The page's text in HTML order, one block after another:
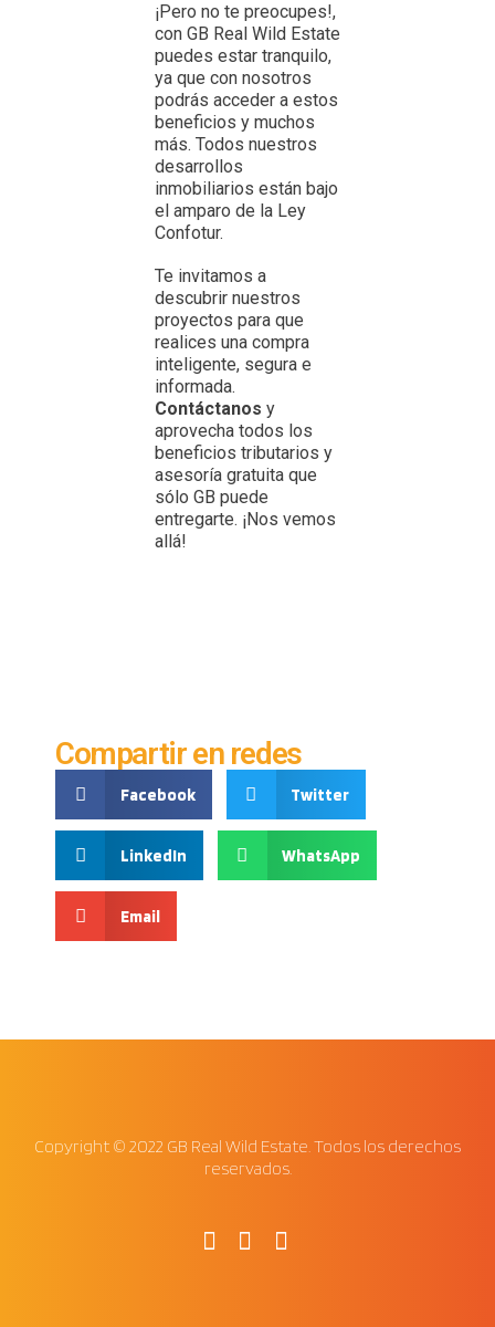
¡Pero no te preocupes!,
con GB Real Wild Estate
puedes estar tranquilo,
ya que con nosotros
podrás acceder a estos
beneficios y muchos
más. Todos nuestros
desarrollos
inmobiliarios están bajo
el amparo de la Ley
Confotur.
Te invitamos a
descubrir nuestros
proyectos para que
realices una compra
inteligente, segura e
informada.
Contáctanos y
aprovecha todos los
beneficios tributarios y
asesoría gratuita que
sólo GB puede
entregarte. ¡Nos vemos
allá!
Compartir en redes
Facebook Twitter
LinkedIn WhatsApp
Email
Copyright © 2022 GB Real Wild Estate. Todos los derechos
reservados.